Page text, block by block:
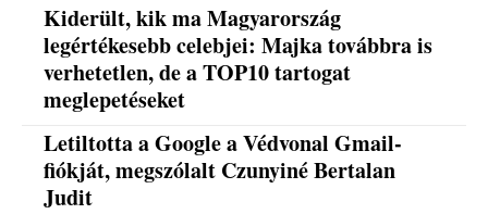
Kiderült, kik ma Magyarország
legértékesebb celebjei: Majka továbbra is
verhetetlen, de a TOP10 tartogat
meglepetéseket
Letiltotta a Google a Védvonal Gmail-
fiókját, megszólalt Czunyiné Bertalan
Judit